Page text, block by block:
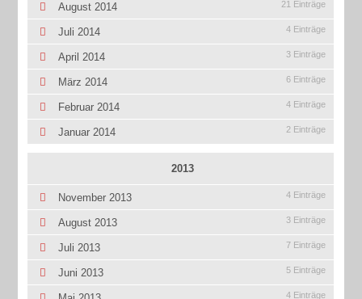
August 2014 21 Einträge
Juli 2014 4 Einträge
April 2014 3 Einträge
März 2014 6 Einträge
Februar 2014 4 Einträge
Januar 2014 2 Einträge
2013
November 2013 4 Einträge
August 2013 3 Einträge
Juli 2013 7 Einträge
Juni 2013 5 Einträge
4 Einträge